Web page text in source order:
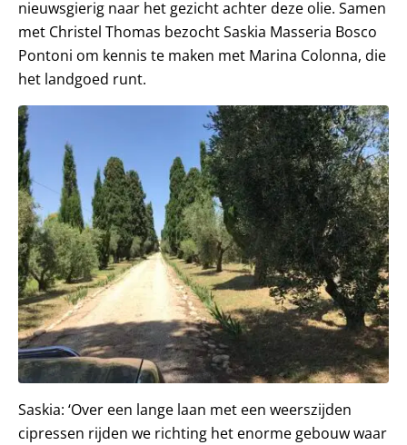
nieuwsgierig naar het gezicht achter deze olie. Samen
met Christel Thomas bezocht Saskia Masseria Bosco
Pontoni om kennis te maken met Marina Colonna, die
het landgoed runt.
Saskia: ‘Over een lange laan met een weerszijden
cipressen rijden we richting het enorme gebouw waar